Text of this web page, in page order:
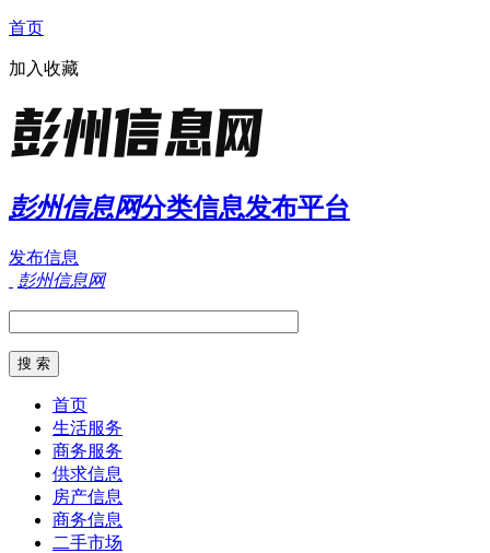
首页
加入收藏
彭州信息网分类信息发布平台
发布信息
彭州信息网
首页
生活服务
商务服务
供求信息
房产信息
商务信息
二手市场